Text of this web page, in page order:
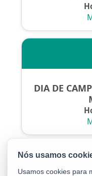
DIA DE
← Anteriores
Usamos cookies para